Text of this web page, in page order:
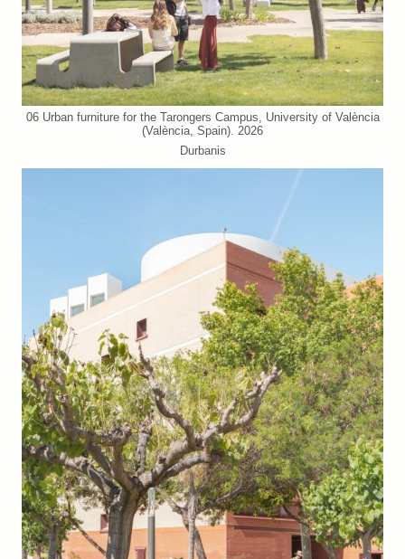
06 Urban furniture for the Tarongers Campus, University of València
(València, Spain). 2026
Durbanis